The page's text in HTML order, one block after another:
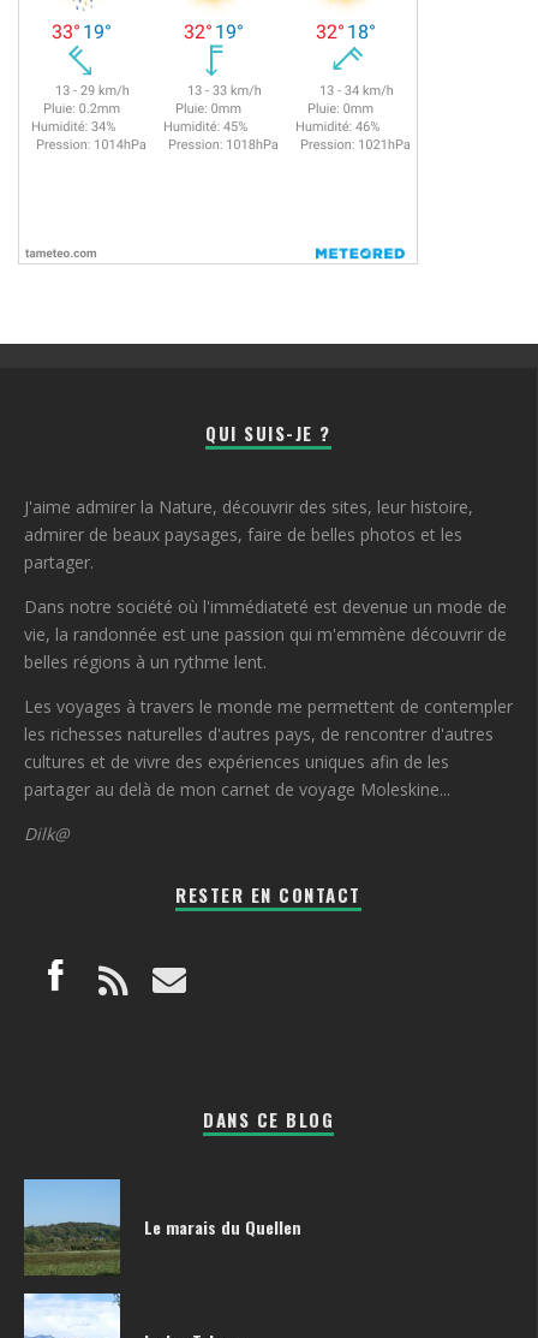
QUI SUIS-JE ?
J'aime admirer la Nature, découvrir des sites, leur histoire,
admirer de beaux paysages, faire de belles photos et les
partager.
Dans notre société où l'immédiateté est devenue un mode de
vie, la randonnée est une passion qui m'emmène découvrir de
belles régions à un rythme lent.
Les voyages à travers le monde me permettent de contempler
les richesses naturelles d'autres pays, de rencontrer d'autres
cultures et de vivre des expériences uniques afin de les
partager au delà de mon carnet de voyage Moleskine...
Dilk@
RESTER EN CONTACT
DANS CE BLOG
Le marais du Quellen